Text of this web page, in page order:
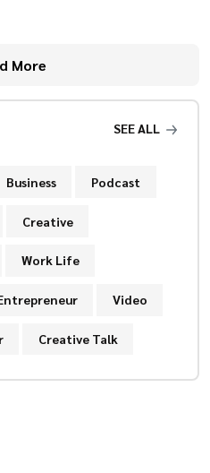
More
SEE ALL
Business Podcast
Creative
Work Life
Video
Creative Talk